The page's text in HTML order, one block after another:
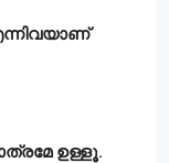
ഉള്ളൂ.